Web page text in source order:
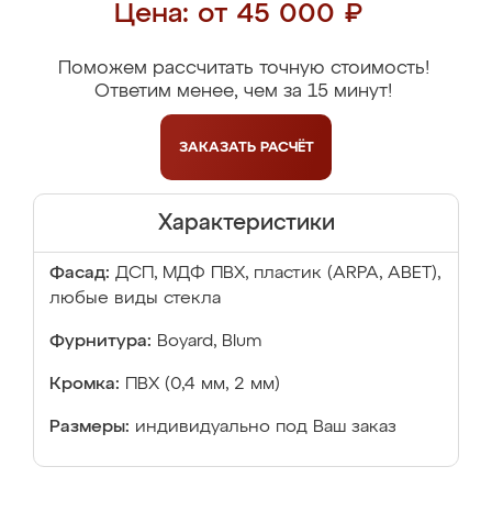
Цена: от 45 000 ₽
Поможем рассчитать точную стоимость!
Ответим менее, чем за 15 минут!
ЗАКАЗАТЬ РАСЧЁТ
Характеристики
Фасад: ДСП, МДФ ПВХ, пластик (ARPA, ABET),
любые виды стекла
Фурнитура: Boyard, Blum
Кромка: ПВХ (0,4 мм, 2 мм)
Размеры: индивидуально под Ваш заказ